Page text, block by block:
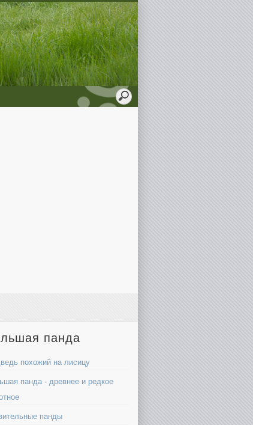
панда
похожий на лисицу
панда - древнее и редкое
панды